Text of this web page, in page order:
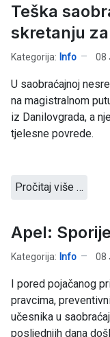
Teška
skretanju
Kategorija: Info 08
U saobraćajnoj
na magistralnom
iz Danilovgrada, a
tjelesne povrede.
Pročitaj više …
Apel:
Kategorija: Info 08
I pored pojačanog
pravcima,
učesnika u
posljednjih dana